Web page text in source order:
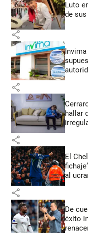
Luto
de
share
share
hallar
share
El
al
share
De
éxito